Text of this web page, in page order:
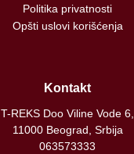
Politika privatnosti
Opšti uslovi korišćenja
Kontakt
T-REKS Doo Viline Vode 6,
11000 Beograd, Srbija
063573333